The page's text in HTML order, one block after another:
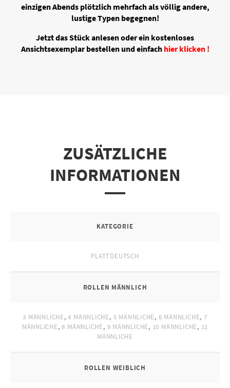
einzigen Abends plötzlich mehrfach als völlig andere,
lustige Typen begegnen!
Jetzt das Stück anlesen oder ein kostenloses
Ansichtsexemplar bestellen und einfach hier klicken !
ZUSÄTZLICHE
INFORMATIONEN
KATEGORIE
PLATTDEUTSCH
ROLLEN MÄNNLICH
3 MÄNNLICHE,4 MÄNNLICHE, 5 MÄNNLICHE, 6 MÄNNLICHE, 7
MÄNNLICHE,8 MÄNNLICHE, 9 MÄNNLICHE, 10 MÄNNLICHE, 11
MÄNNLICHE
ROLLEN WEIBLICH